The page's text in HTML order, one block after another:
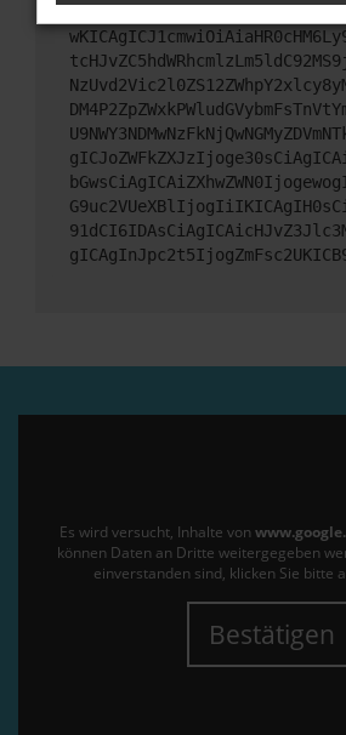
Es wird versucht, Inhalte von
können Daten an Dritte weitergegeben
einverstanden sind, klicken Sie bitte
Bestätigen